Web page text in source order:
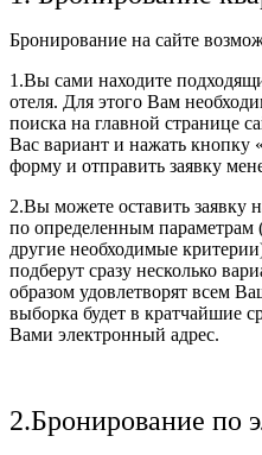
Бронирование на сайте
1.Вы сами находите
отеля. Для этого Вам
поиска на главной странице
Вас вариант и нажать кнопку
форму и отправить заявку
2.Вы можете оставить заявку
по определенным параметрам
другие необходимые
подберут сразу несколько
образом удовлетворят всем
выборка будет в кратчайшие
Вами электронный адрес.
2.Бронирование по